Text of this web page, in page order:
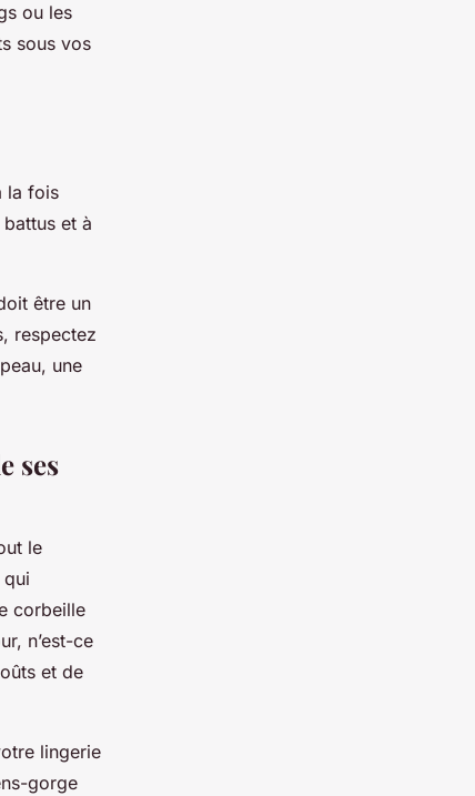
ou les
sous vos
la fois
et à
être un
respectez
une
ses
le
corbeille
n’est-ce
et de
lingerie
gorge